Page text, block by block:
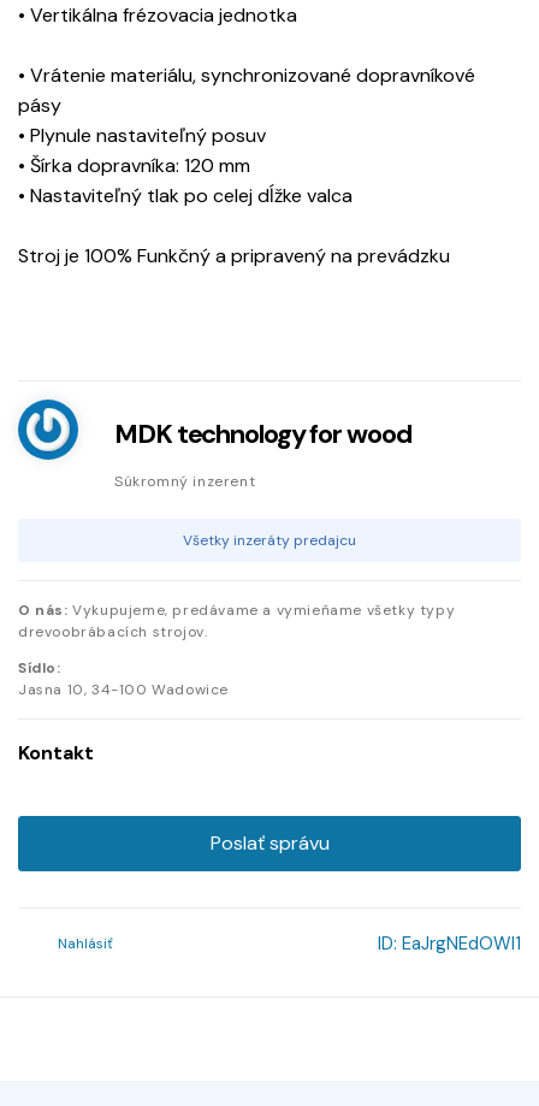
• Vertikálna frézovacia jednotka
• Vrátenie materiálu, synchronizované dopravníkové
pásy
• Plynule nastaviteľný posuv
• Šírka dopravníka: 120 mm
• Nastaviteľný tlak po celej dĺžke valca
Stroj je 100% Funkčný a pripravený na prevádzku
MDK technology for wood
Súkromný inzerent
Všetky inzeráty predajcu
O nás:Vykupujeme, predávame a vymieňame všetky typy
drevoobrábacích strojov.
Sídlo:
Jasna 10, 34-100 Wadowice
Kontakt
Poslať správu
Nahlásiť ID: EaJrgNEdOWl1